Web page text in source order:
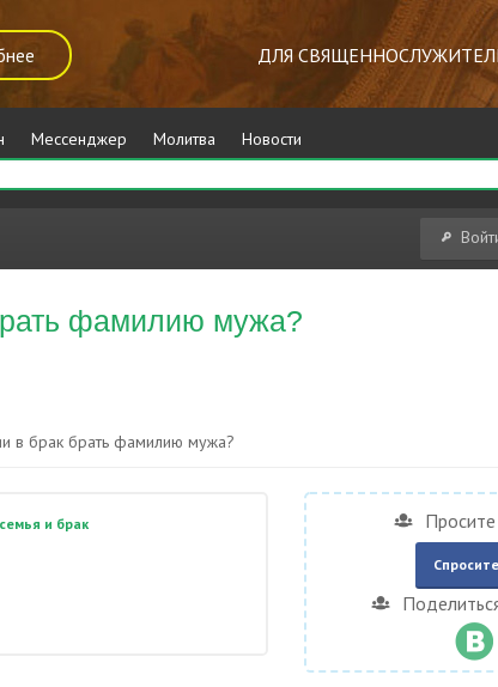
ДЛЯ
Мессенджер Молитва
Новости
фамилию мужа?
в брак брать фамилию мужа?
и брак